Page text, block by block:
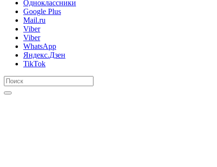
Одноклассники
Google Plus
Mail.ru
Viber
Viber
WhatsApp
Яндекс.Дзен
TikTok